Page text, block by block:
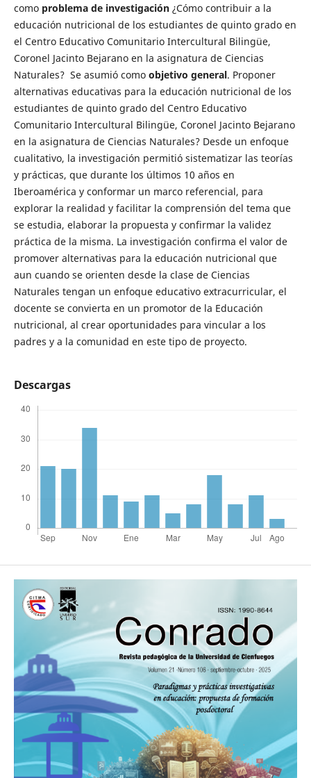
como problema de investigación¿Cómo contribuir a la
educación nutricional de los estudiantes de quinto grado en
el Centro Educativo Comunitario Intercultural Bilingüe,
Coronel Jacinto Bejarano en la asignatura de Ciencias
Naturales? Se asumió como objetivo general. Proponer
alternativas educativas para la educación nutricional de los
estudiantes de quinto grado del Centro Educativo
Comunitario Intercultural Bilingüe, Coronel Jacinto Bejarano
en la asignatura de Ciencias Naturales? Desde un enfoque
cualitativo, la investigación permitió sistematizar las teorías
y prácticas, que durante los últimos 10 años en
Iberoamérica y conformar un marco referencial, para
explorar la realidad y facilitar la comprensión del tema que
se estudia, elaborar la propuesta y confirmar la validez
práctica de la misma. La investigación confirma el valor de
promover alternativas para la educación nutricional que
aun cuando se orienten desde la clase de Ciencias
Naturales tengan un enfoque educativo extracurricular, el
docente se convierta en un promotor de la Educación
nutricional, al crear oportunidades para vincular a los
padres y a la comunidad en este tipo de proyecto.
Descargas